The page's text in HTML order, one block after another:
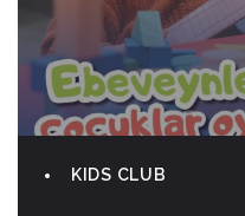
KIDS CLUB